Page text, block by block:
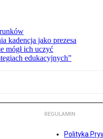
kadencja jako prezesa
mógł ich uczyć
edukacyjnych”
REGULAMIN
Polityka